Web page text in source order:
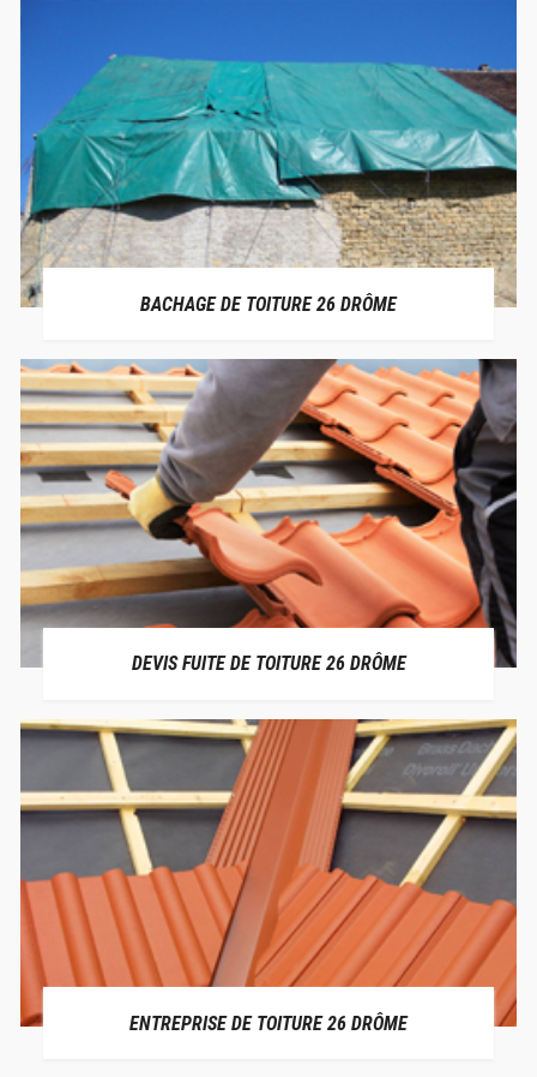
BACHAGE DE TOITURE 26 DRÔME
DEVIS FUITE DE TOITURE 26 DRÔME
ENTREPRISE DE TOITURE 26 DRÔME